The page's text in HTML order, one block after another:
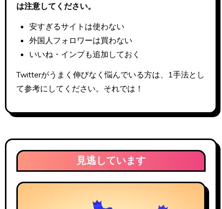
は注意してください。
安すぎるサイトは使わない
外国人フォロワーは買わない
いいね・インプも追加しておく
Twitterがうまく伸びなく悩んでいる方は、1手法とし
て参考にしてください。それでは！
見逃しています